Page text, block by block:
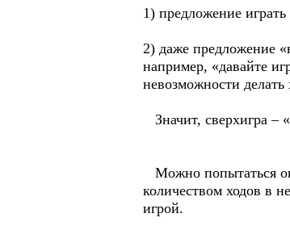
1) предложение
2) даже предложение
например, «давайте
невозможности делать
Значит, сверхигра –
Можно попытаться
количеством ходов в
игрой.